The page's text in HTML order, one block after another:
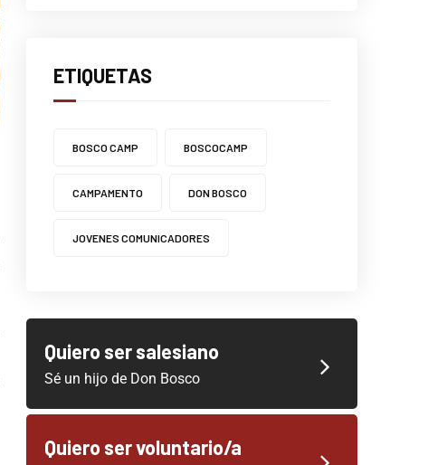
ETIQUETAS
BOSCO CAMP BOSCOCAMP
CAMPAMENTO DON BOSCO
JOVENES COMUNICADORES
Quiero ser salesiano
Sé un hijo de Don Bosco
Quiero ser voluntario/a